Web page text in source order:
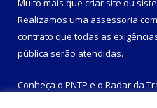
Muito mais que criar site ou
Realizamos uma assessoria
contrato que todas as
pública serão atendidas.
Conheça o PNTP e o Radar da